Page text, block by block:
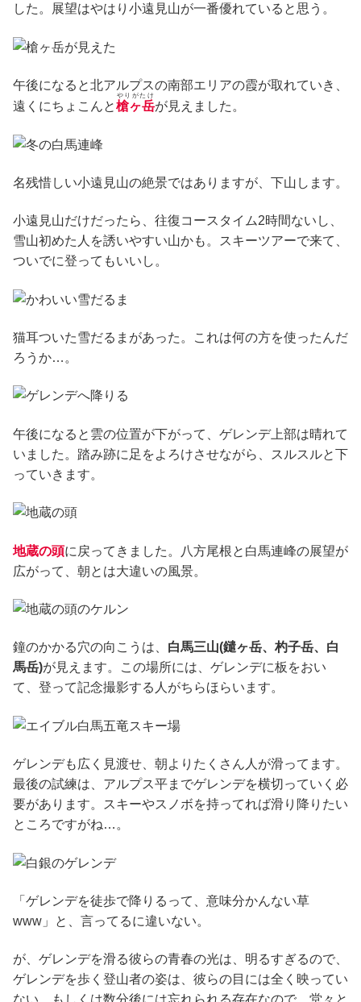
した。展望はやはり小遠見山が一番優れていると思う。
午後になると北アルプスの南部エリアの霞が取れていき、
遠くにちょこんと槍ヶ岳
やりがたけ
が見えました。
名残惜しい小遠見山の絶景ではありますが、下山します。
小遠見山だけだったら、往復コースタイム2時間ないし、
雪山初めた人を誘いやすい山かも。スキーツアーで来て、
ついでに登ってもいいし。
猫耳ついた雪だるまがあった。これは何の方を使ったんだ
ろうか…。
午後になると雲の位置が下がって、ゲレンデ上部は晴れて
いました。踏み跡に足をよろけさせながら、スルスルと下
っていきます。
地蔵の頭に戻ってきました。八方尾根と白馬連峰の展望が
広がって、朝とは大違いの風景。
鐘のかかる穴の向こうは、 白馬三山(鑓ヶ岳、杓子岳、白
馬岳)が見えます。この場所には、ゲレンデに板をおい
て、登って記念撮影する人がちらほらいます。
ゲレンデも広く見渡せ、朝よりたくさん人が滑ってます。
最後の試練は、アルプス平までゲレンデを横切っていく必
要があります。スキーやスノボを持ってれば滑り降りたい
ところですがね…。
「ゲレンデを徒歩で降りるって、意味分かんない草
www」と、言ってるに違いない。
が、ゲレンデを滑る彼らの青春の光は、明るすぎるので、
ゲレンデを歩く登山者の姿は、彼らの目には全く映ってい